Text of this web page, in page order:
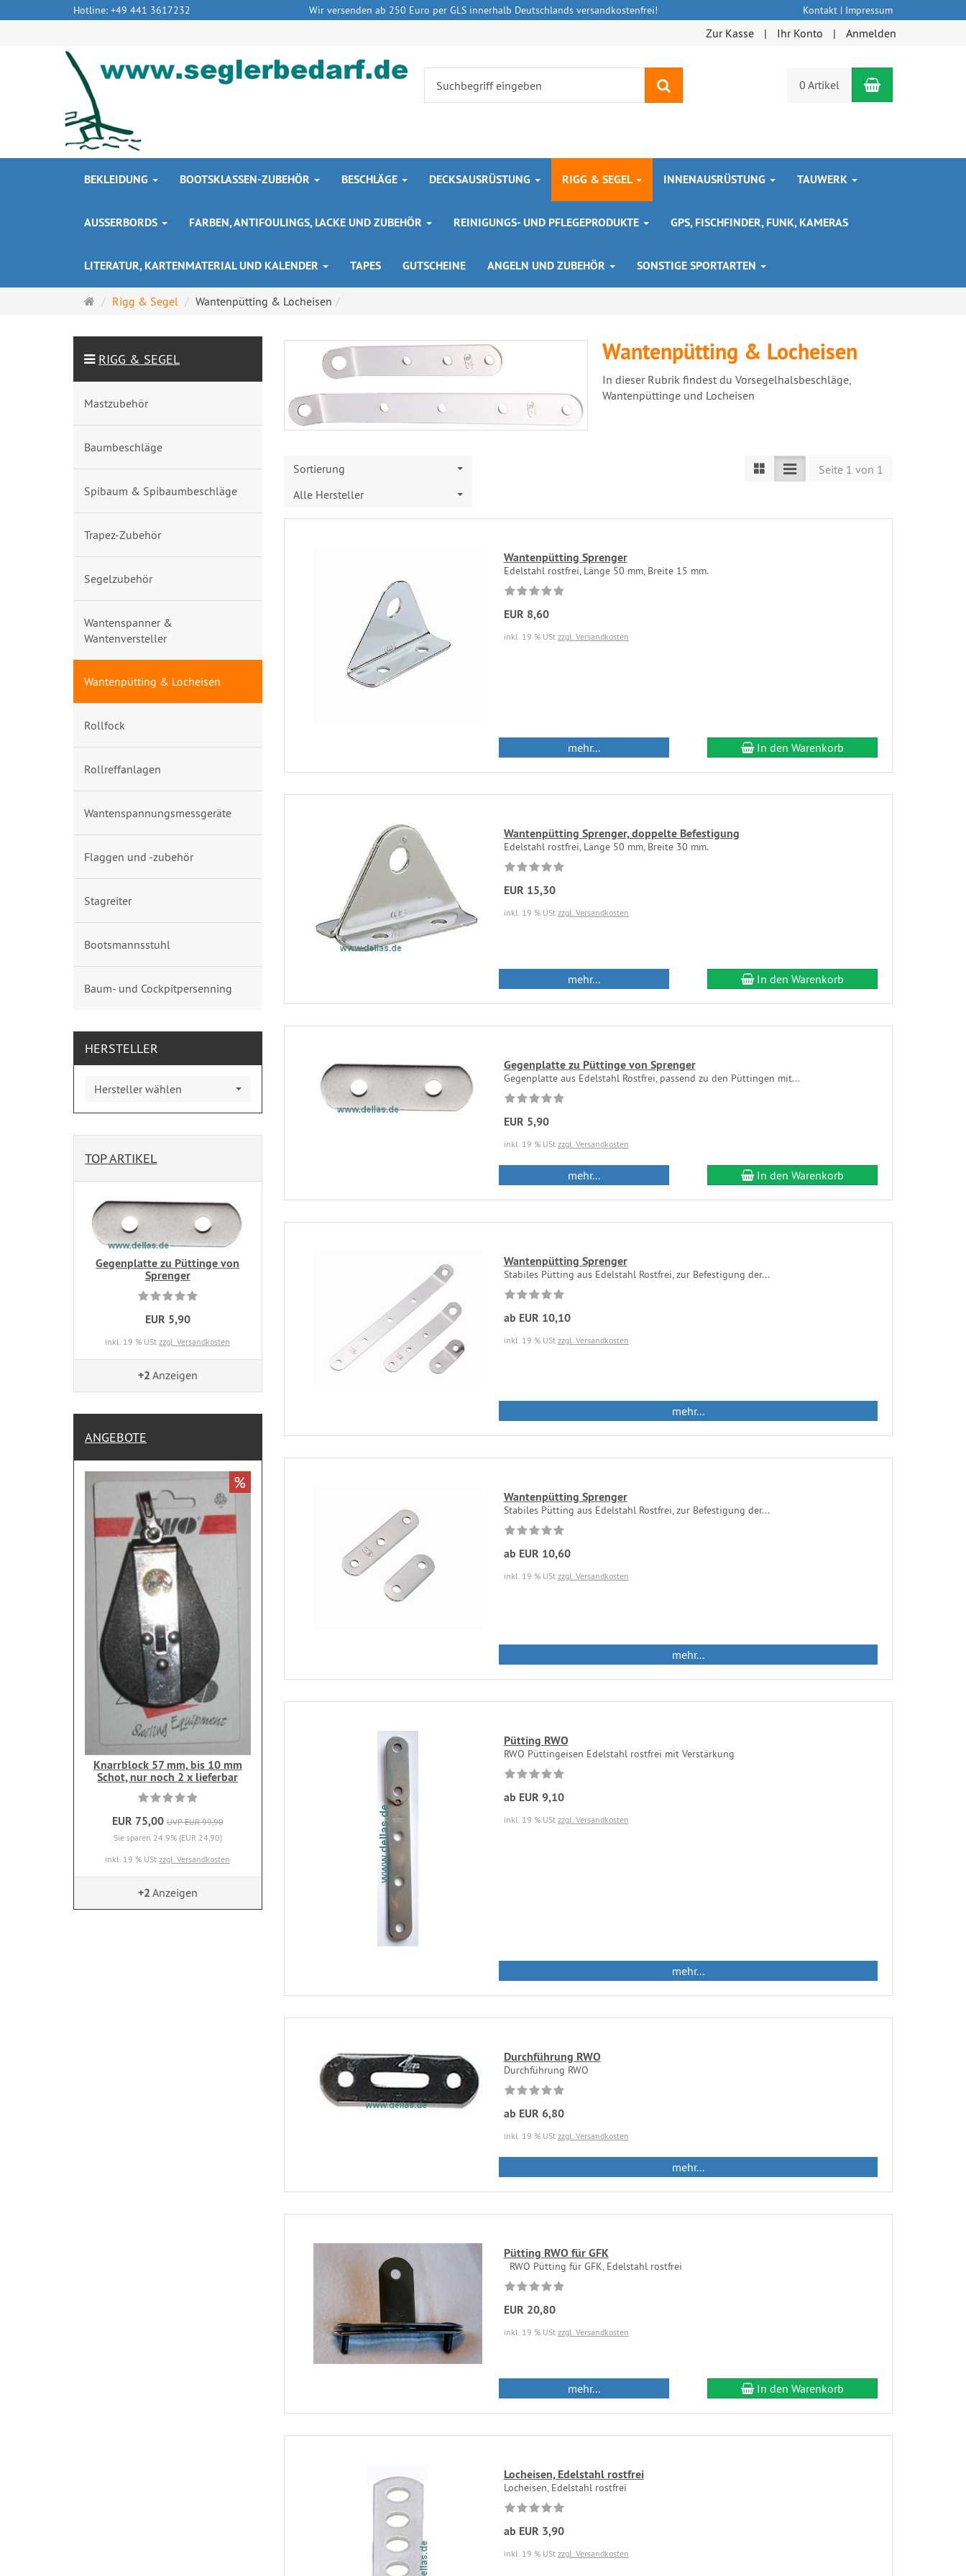
Hotline: +49 441 3617232 Wir versenden ab 250 Euro per GLS innerhalb Deutschlands versandkostenfrei! Kontakt | Impressum
Zur Kasse Ihr Konto Anmelden
0 Artikel Warenkorb
BEKLEIDUNG BOOTSKLASSEN-ZUBEHÖR BESCHLÄGE DECKSAUSRÜSTUNG RIGG & SEGEL INNENAUSRÜSTUNG TAUWERK
AUSSERBORDS FARBEN, ANTIFOULINGS, LACKE UND ZUBEHÖR REINIGUNGS- UND PFLEGEPRODUKTE GPS, FISCHFINDER, FUNK, KAMERAS
LITERATUR, KARTENMATERIAL UND KALENDER TAPES GUTSCHEINE ANGELN UND ZUBEHÖR SONSTIGE SPORTARTEN
Startseite
Rigg & Segel Wantenpütting & Locheisen
Wantenpütting & Locheisen
In dieser Rubrik findest du Vorsegelhalsbeschläge,
Wantenpüttinge und Locheisen
Sortierung
Alle Hersteller
Seite 1 von 1
Wantenpütting Sprenger
Edelstahl rostfrei, Länge 50 mm, Breite 15 mm.
EUR 8,60
inkl. 19 % USt zzgl. Versandkosten
mehr... In den Warenkorb
Wantenpütting Sprenger, doppelte Befestigung
Edelstahl rostfrei, Länge 50 mm, Breite 30 mm.
EUR 15,30
inkl. 19 % USt zzgl. Versandkosten
mehr... In den Warenkorb
Gegenplatte zu Püttinge von Sprenger
Gegenplatte aus Edelstahl Rostfrei, passend zu den Püttingen mit...
EUR 5,90
inkl. 19 % USt zzgl. Versandkosten
mehr... In den Warenkorb
Wantenpütting Sprenger
Stabiles Pütting aus Edelstahl Rostfrei, zur Befestigung der...
ab EUR 10,10
inkl. 19 % USt zzgl. Versandkosten
mehr...
Wantenpütting Sprenger
Stabiles Pütting aus Edelstahl Rostfrei, zur Befestigung der...
ab EUR 10,60
inkl. 19 % USt zzgl. Versandkosten
mehr...
Pütting RWO
RWO Püttingeisen Edelstahl rostfrei mit Verstärkung
ab EUR 9,10
inkl. 19 % USt zzgl. Versandkosten
mehr...
Durchführung RWO
Durchführung RWO
ab EUR 6,80
inkl. 19 % USt zzgl. Versandkosten
mehr...
Pütting RWO für GFK
RWO Pütting für GFK, Edelstahl rostfrei
EUR 20,80
inkl. 19 % USt zzgl. Versandkosten
mehr... In den Warenkorb
Locheisen, Edelstahl rostfrei
Locheisen, Edelstahl rostfrei
ab EUR 3,90
inkl. 19 % USt zzgl. Versandkosten
RIGG & SEGEL
Mastzubehör
Baumbeschläge
Spibaum & Spibaumbeschläge
Trapez-Zubehör
Segelzubehör
Wantenspanner &
Wantenversteller
Wantenpütting & Locheisen
Rollfock
Rollreffanlagen
Wantenspannungsmessgeräte
Flaggen und -zubehör
Stagreiter
Bootsmannsstuhl
Baum- und Cockpitpersenning
HERSTELLER
Hersteller wählen
TOP ARTIKEL
Gegenplatte zu Püttinge von
Sprenger
EUR 5,90
inkl. 19 % UStzzgl. Versandkosten
+2 Anzeigen
ANGEBOTE
Knarrblock 57 mm, bis 10 mm
Schot, nur noch 2 x lieferbar
EUR 75,00 UVP EUR 99,90
Sie sparen 24.9% (EUR 24,90)
inkl. 19 % UStzzgl. Versandkosten
%
+2 Anzeigen